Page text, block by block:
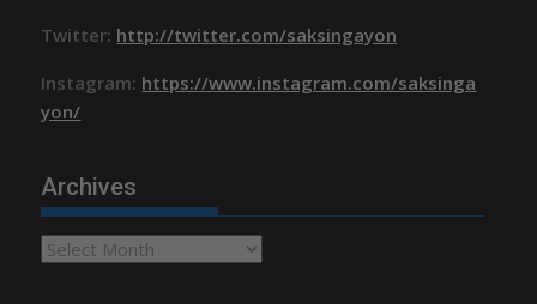
Twitter: http://twitter.com/saksingayon
Instagram: https://www.instagram.com/saksinga
yon/
Archives
Archives